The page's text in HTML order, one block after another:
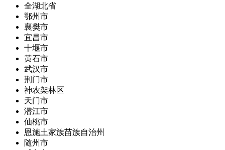
全湖北省
鄂州市
襄樊市
宜昌市
十堰市
黄石市
武汉市
荆门市
神农架林区
天门市
潜江市
仙桃市
恩施土家族苗族自治州
随州市